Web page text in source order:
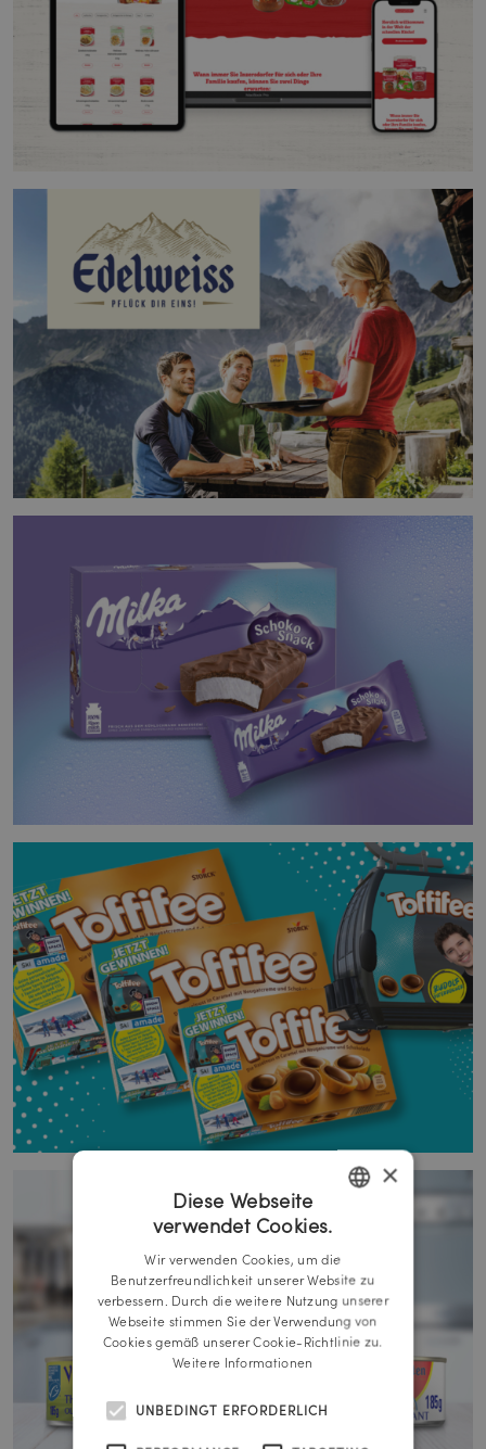
GERMAN
×
Diese Webseite
verwendet Cookies.
Wir verwenden Cookies, um die
Benutzerfreundlichkeit unserer Website zu
verbessern. Durch die weitere Nutzung unserer
Webseite stimmen Sie der Verwendung von
Cookies gemäß unserer Cookie-Richtlinie zu.
Weitere Informationen
UNBEDINGT ERFORDERLICH